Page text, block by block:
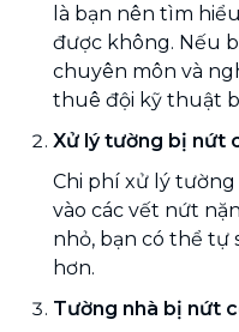
là bạn nên tìm
được không. Nếu
chuyên môn và
thuê đội kỹ thuật
Xử lý tường bị nứt
Chi phí xử lý
vào các vết nứt
nhỏ, bạn có thể tự
hơn.
Tường nhà bị nứt